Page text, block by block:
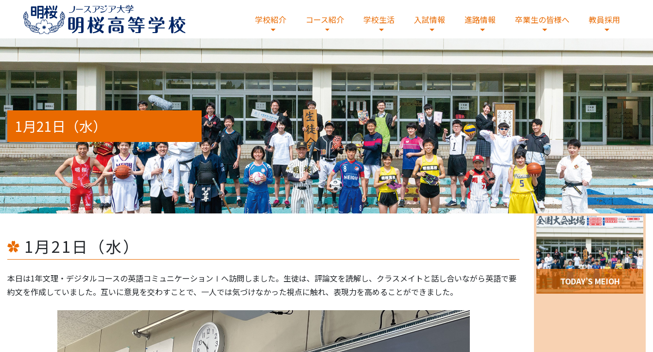
学校紹介
校長のメッセージ 明桜高校の歴史 校歌・制服 施設紹介 教員の紹介
アクセスマップ
コース紹介
特別進学コースα 特別進学コースβ デジタルコース 文理コース 総合研究コース
人間科学コース（通信制）
学校生活
年間行事予定 部活動 在校生の皆様へ 証明書発行
スクールバス時刻表
入試情報
学校案内2026 WEB出願・入試要項・出願書類
進路情報
進路状況 出身地情報
卒業生の皆様へ 教員採用
1月21日（水）
1月21日（水）
本日は1年文理・デジタルコースの英語コミュニケーションⅠへ訪問しました。生徒は、評論文を読解し、クラスメイトと話し合いながら英語で要
約文を作成していました。互いに意見を交わすことで、一人では気づけなかった視点に触れ、表現力を高めることができました。
TODAY’S MEIOH